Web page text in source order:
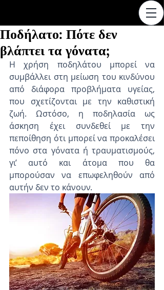
Ποδήλατο: Πότε δεν
βλάπτει τα γόνατα;
Η χρήση ποδηλάτου μπορεί να
συμβάλλει στη μείωση του κινδύνου
από διάφορα προβλήματα υγείας,
που σχετίζονται με την καθιστική
ζωή. Ωστόσο, η ποδηλασία ως
άσκηση έχει συνδεθεί με την
πεποίθηση ότι μπορεί να προκαλέσει
πόνο στα γόνατα ή τραυματισμούς,
γι’ αυτό και άτομα που θα
μπορούσαν να επωφεληθούν από
αυτήν δεν το κάνουν.